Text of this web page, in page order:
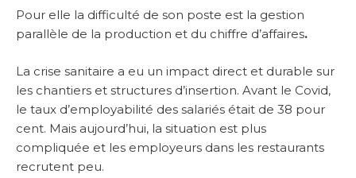
Pour elle la difficulté de son poste est la gestion
parallèle de la production et du chiffre d’affaires.
La crise sanitaire a eu un impact direct et durable sur
les chantiers et structures d’insertion. Avant le Covid,
le taux d’employabilité des salariés était de 38 pour
cent. Mais aujourd’hui, la situation est plus
compliquée et les employeurs dans les restaurants
recrutent peu.